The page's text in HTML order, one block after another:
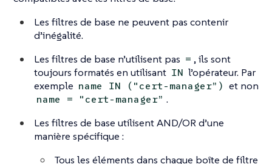
Les filtres de base ne peuvent pas contenir
d’inégalité.
Les filtres de base n’utilisent pas = , ils sont
toujours formatés en utilisant IN l’opérateur. Par
exemple name IN ("cert-manager”) et non
name = "cert-manager” .
Les filtres de base utilisent AND/OR d’une
manière spécifique :
Tous les éléments dans chaque boîte de filtre